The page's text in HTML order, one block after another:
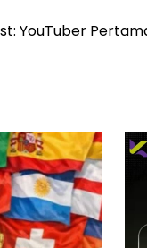
YouTuber